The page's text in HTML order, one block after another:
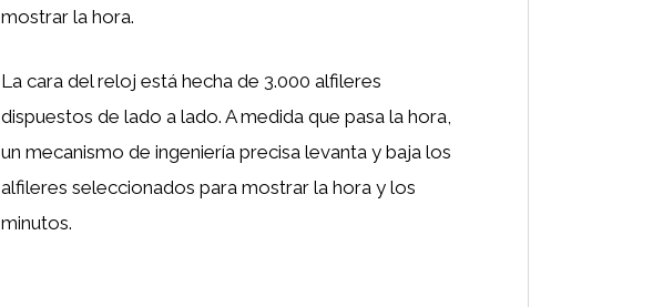
mostrar la hora.
La cara del reloj está hecha de 3.000 alfileres
dispuestos de lado a lado. A medida que pasa la hora,
un mecanismo de ingeniería precisa levanta y baja los
alfileres seleccionados para mostrar la hora y los
minutos.